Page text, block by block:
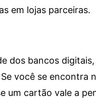
em lojas parceiras.
dos bancos
você se encontra
um cartão vale a